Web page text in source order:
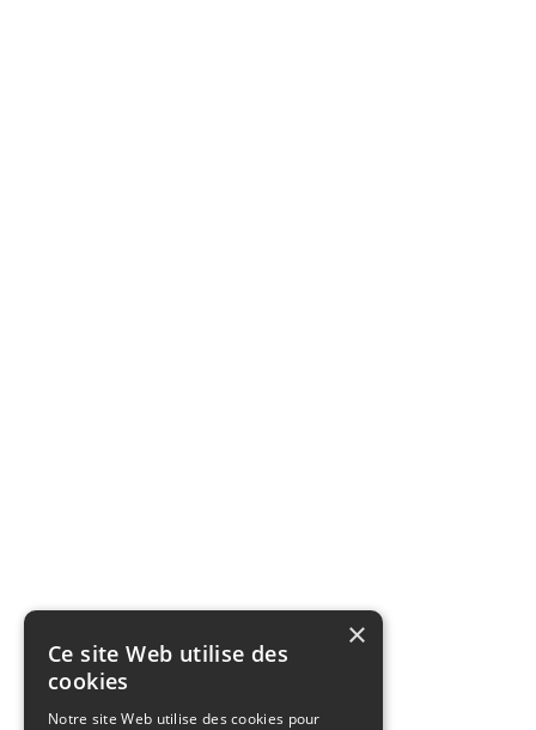
×
Ce site Web utilise des
cookies
Notre site Web utilise des cookies pour